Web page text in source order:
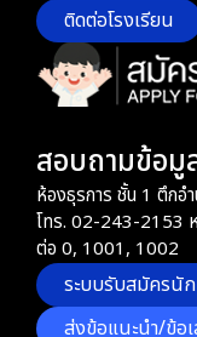
ติดต่อโรงเรียน
สอบถามข้อมู
ห้องธุรการ ชั้น 1 ตึกอ
โทร. 02-243-2153
ต่อ 0, 1001, 1002
ระบบรับสมัครนั
ส่งข้อแนะนำ/ข้อ